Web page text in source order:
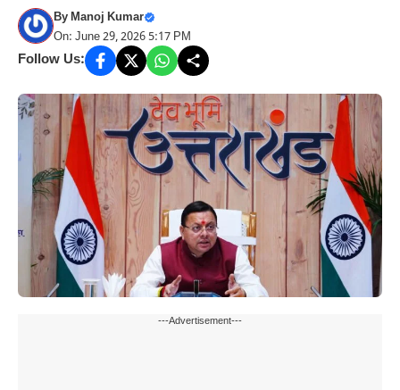
ByManoj Kumar
On: June 29, 2026 5:17 PM
Follow Us:
---Advertisement---